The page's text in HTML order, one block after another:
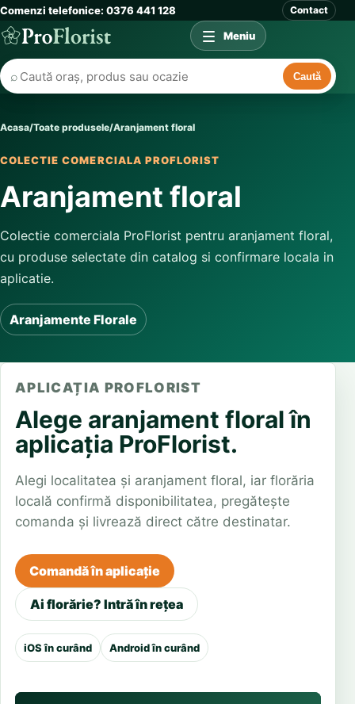
Comenzi telefonice: 0376 441 128 Contact
⌕ Caută
Meniu
Acasa/Toate produsele/Aranjament floral
COLECTIE COMERCIALA PROFLORIST
Aranjament floral
Colectie comerciala ProFlorist pentru aranjament floral,
cu produse selectate din catalog si confirmare locala in
aplicatie.
Aranjamente Florale
APLICAȚIA PROFLORIST
Alege aranjament floral în
aplicația ProFlorist.
Alegi localitatea și aranjament floral, iar florăria
locală confirmă disponibilitatea, pregătește
comanda și livrează direct către destinatar.
Comandă în aplicație
Ai florărie? Intră în rețea
iOS în curând Android în curând